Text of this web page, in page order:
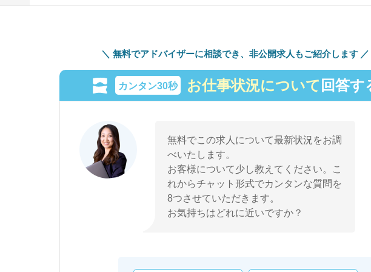
無料でアドバイザーに相談でき、 非公開求人もご紹介します
カンタン30秒 お仕事状況について 回答す
無料でこの求人について最新状況をお調
べいたします。
お客様について少し教えてください。こ
れからチャット形式でカンタンな質問を
8つさせていただきます。
お気持ちはどれに近いですか？